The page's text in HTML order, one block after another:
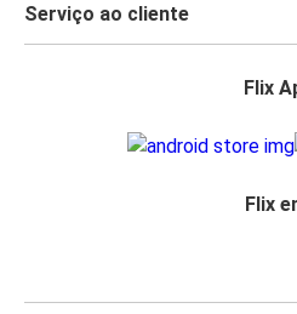
Serviço ao cliente
Flix
Flix